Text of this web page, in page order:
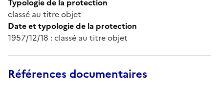
classé au titre objet
Date et typologie de la protection
1957/12/18 : classé au titre objet
Références documentaires